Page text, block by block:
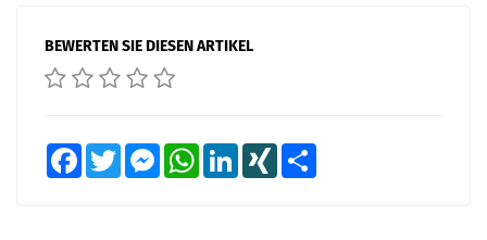
BEWERTEN SIE DIESEN ARTIKEL
FacebookTwitter MessengerWhatsAppLinkedInXING